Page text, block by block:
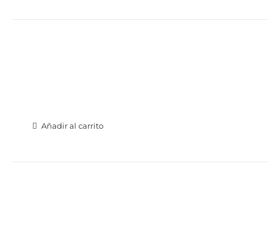
Añadir al carrito